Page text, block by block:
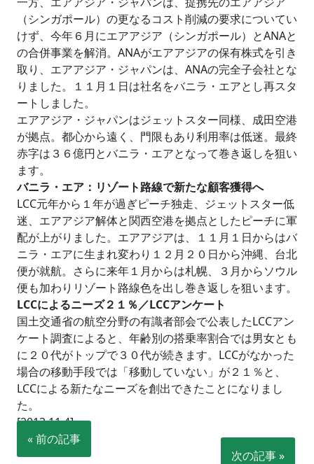
（シンガポール）の更なるコスト削減の要求についてい
けず、今年６月にエアアジア（シンガポール）とANAと
の合併事業を解消。ANAがエアアジアの保有株式を引き
取り、エアアジア・ジャパンは、ANAの完全子会社とな
りました。１１月１日は社名をバニラ・エアとし再スタ
ートしました。
エアアジア・ジャパンはジェットスター同様、成田空港
が拠点。都心から遠く、門限もあり利用率は低迷。最終
赤字は３６億円とバニラ・エアとなって巻き返しを狙い
ます。
バニラ・エア：リゾート路線で新たな顧客獲得へ
LCC元年から１年が過ぎピーチ独走、ジェットスター低
迷、エアアジア解体と関西空港を拠点としたピーチに軍
配が上がりました。エアアジアは、１１月１日からはバ
ニラ・エアに生まれ変わり１２月２０日から沖縄、台北
便が就航。さらに来年１月からは札幌、３月からソウル
便も加わりリゾート路線色を出し巻き返しを狙います。
LCCによるニーズ２１％／LCCアンケート
国土交通省の航空分野の有識者部会で公表したLCCアン
ケート調査によると、年齢別の搭乗率割合では男女とも
に２０代がトップで３０代が続きます。LCCがなかった
場合の移動手段では「移動していない」が２１％と、
LCCによる新たなニーズを創出できたことになりまし
た。
[2013.11.4]
« 前の記事
次の記事 »